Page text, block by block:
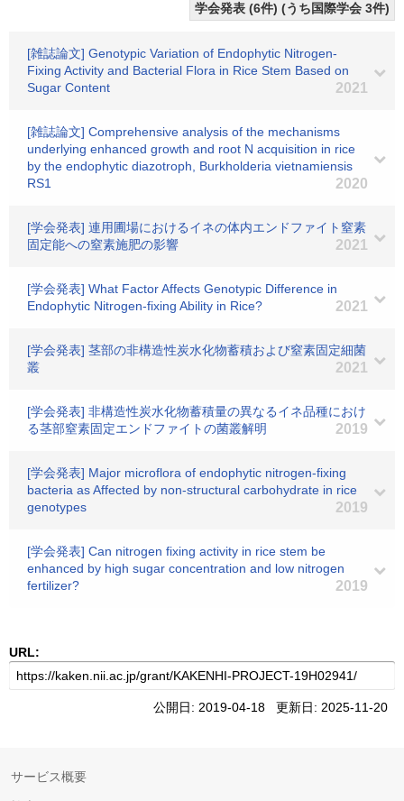
学会発表 (6件) (うち国際学会 3件)
[雑誌論文] Genotypic Variation of Endophytic Nitrogen-
Fixing Activity and Bacterial Flora in Rice Stem Based on
Sugar Content
2021
[雑誌論文] Comprehensive analysis of the mechanisms
underlying enhanced growth and root N acquisition in rice
by the endophytic diazotroph, Burkholderia vietnamiensis
RS1
2020
[学会発表] 連用圃場におけるイネの体内エンドファイト窒素
固定能への窒素施肥の影響
2021
[学会発表] What Factor Affects Genotypic Difference in
Endophytic Nitrogen-fixing Ability in Rice?
2021
[学会発表] 茎部の非構造性炭水化物蓄積および窒素固定細菌
叢
2021
[学会発表] 非構造性炭水化物蓄積量の異なるイネ品種におけ
る茎部窒素固定エンドファイトの菌叢解明
2019
[学会発表] Major microflora of endophytic nitrogen-fixing
bacteria as Affected by non-structural carbohydrate in rice
genotypes
2019
[学会発表] Can nitrogen fixing activity in rice stem be
enhanced by high sugar concentration and low nitrogen
fertilizer?
2019
URL:
公開日: 2019-04-18 更新日: 2025-11-20
サービス概要